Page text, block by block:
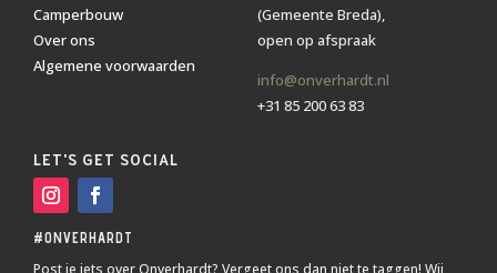
Camperbouw
Over ons
Algemene voorwaarden
(Gemeente Breda),
open op afspraak
info@onverhardt.nl
+31 85 200 63 83
LET'S GET SOCIAL
#ONVERHARDT
Post je iets over Onverhardt? Vergeet ons dan niet te taggen! Wij